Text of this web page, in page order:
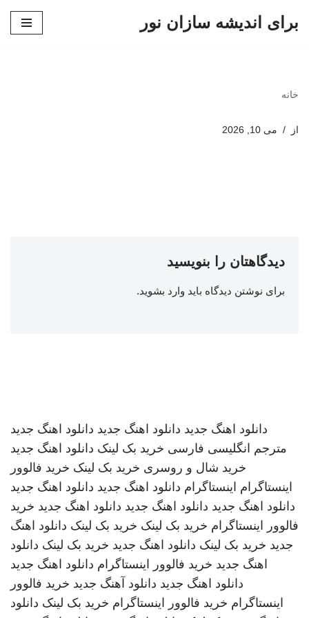
برای اندیشه سازان نور
خانه
از می 10, 2026
دیدگاهتان را بنویسید
برای نوشتن دیدگاه باید وارد بشوید.
دانلود اهنگ جدید دانلود اهنگ جدید دانلود اهنگ جدید
مترجم انگلیسی فارسی خرید بک لینک دانلود اهنگ جدید
خرید شال و روسری خرید بک لینک خرید فالوور
اینستاگرام اینستاگرام دانلود اهنگ جدید دانلود اهنگ جدید
دانلود اهنگ جدید دانلود اهنگ جدید دانلود اهنگ جدید خرید
فالوور اینستاگرام خرید بک لینک خرید بک لینک دانلود اهنگ
جدید خرید بک لینک دانلود اهنگ جدید خرید بک لینک دانلود
اهنگ جدید خرید فالوور اینستاگرام دانلود اهنگ جدید
دانلود اهنگ جدید دانلود آهنگ جدید خرید فالوور
اینستاگرام خرید فالوور اینستاگرام خرید بک لینک دانلود